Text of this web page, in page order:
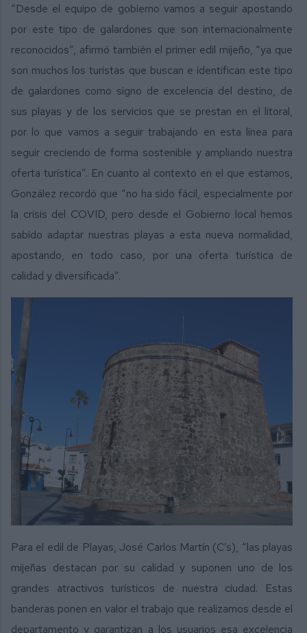
“Desde el equipo de gobierno vamos a seguir apostando
por este tipo de galardones que son internacionalmente
reconocidos”, afirmó también el primer edil mijeño, “ya que
son muchos los turistas que buscan e identifican este tipo
de galardones como signo de excelencia del destino, de
sus playas y de los servicios que se prestan en el litoral,
por lo que vamos a seguir trabajando en esta línea para
seguir creciendo de forma sostenible y ampliando nuestra
oferta turística”. En cuanto al contexto en el que estamos,
González recordó que “no ha sido fácil, especialmente por
la crisis del COVID, pero desde el Gobierno local hemos
sabido adaptar nuestras playas a esta nueva normalidad,
apostando, en todo caso, por una oferta turística de
calidad y diversificada”.
Para el edil de Playas, José Carlos Martín (C’s), “las playas
mijeñas destacan por su calidad y suponen uno de los
grandes atractivos turísticos de nuestra ciudad. Estas
banderas ponen en valor el trabajo que realizamos desde el
departamento y garantizan a los usuarios esa excelencia